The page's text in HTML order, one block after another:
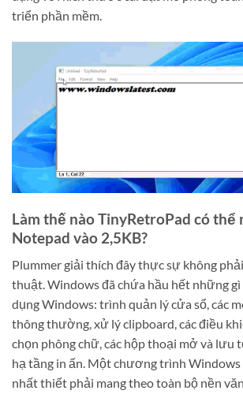
triển phần mềm.
Làm thế nào TinyRetroPad có thể
Notepad vào 2,5KB?
Plummer giải thích đây thực sự không
thuật. Windows đã chứa hầu hết những
dụng Windows: trình quản lý cửa sổ, các
thông thường, xử lý clipboard, các điều
chọn phông chữ, các hộp thoại mở và lưu
hạ tầng in ấn. Một chương trình Windows
nhất thiết phải mang theo toàn bộ nền